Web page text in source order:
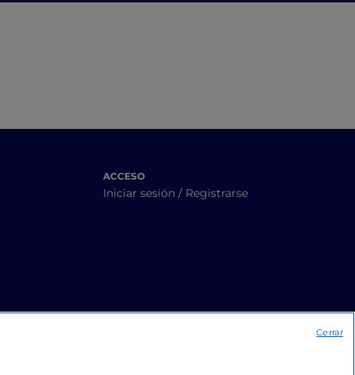
ACCESO
Iniciar sesión / Registrarse
Cerrar